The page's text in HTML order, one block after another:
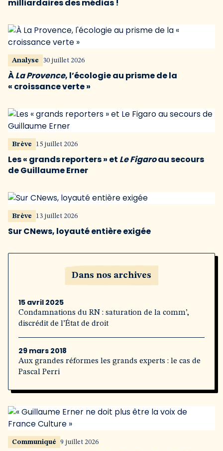
milliardaires des médias !
Analyse 30 juillet 2026
ÀLa Provence, l’écologie au prisme de la
« croissance verte »
Brève 15 juillet 2026
Les « grands reporters » et Le Figaroau secours
de Guillaume Erner
Brève 13 juillet 2026
Sur CNews, loyauté entière exigée
Dans nos archives
15 avril 2025
Condamnations du RN : saturation de la comm’,
discrédit de l’État de droit
29 mars 2018
Aux grandes réformes les grands experts : le cas de
Pascal Perri
Communiqué 9 juillet 2026